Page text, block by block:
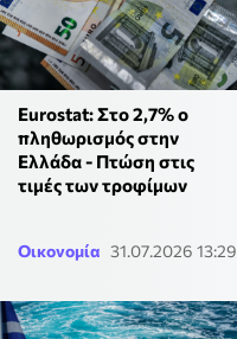
Eurostat: Στο 2,7% ο
πληθωρισμός στην
Ελλάδα - Πτώση στις
τιμές των τροφίμων
Οικονομία 31.07.2026 13:29